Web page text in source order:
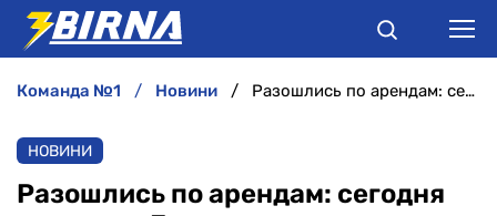
АНАЛІТИКА
команда №1 новини Разошлись по арендам: сегодня киевское Динамо лишилось сразу трех футболистов на новый сезон
НОВИНИ
Разошлись по арендам: сегодня